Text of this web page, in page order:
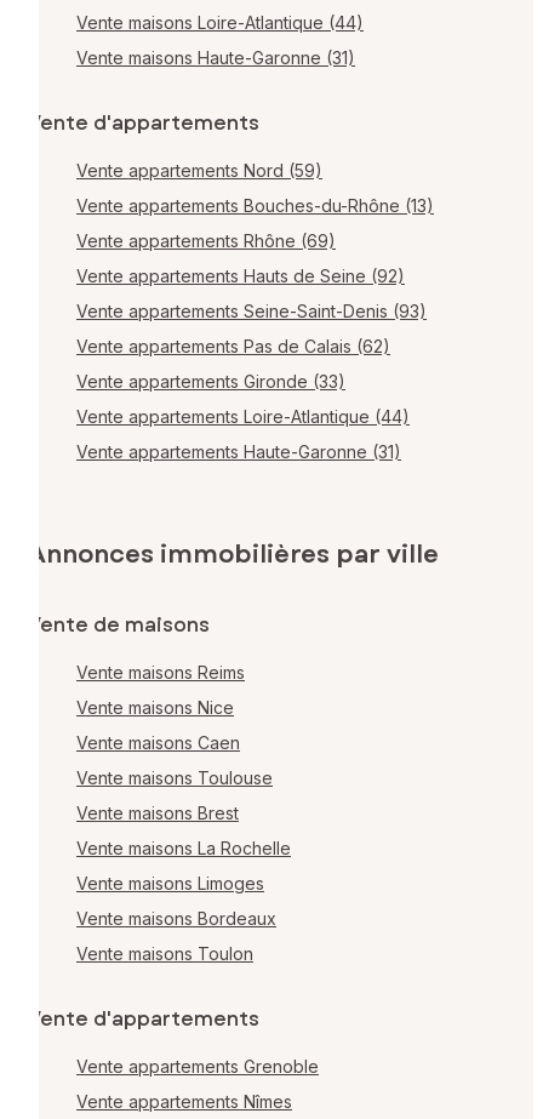
Vente maisons Loire-Atlantique (44)
Vente maisons Haute-Garonne (31)
Vente d'appartements
Vente appartements Nord (59)
Vente appartements Bouches-du-Rhône (13)
Vente appartements Rhône (69)
Vente appartements Hauts de Seine (92)
Vente appartements Seine-Saint-Denis (93)
Vente appartements Pas de Calais (62)
Vente appartements Gironde (33)
Vente appartements Loire-Atlantique (44)
Vente appartements Haute-Garonne (31)
Annonces immobilières par ville
Vente de maisons
Vente maisons Reims
Vente maisons Nice
Vente maisons Caen
Vente maisons Toulouse
Vente maisons Brest
Vente maisons La Rochelle
Vente maisons Limoges
Vente maisons Bordeaux
Vente maisons Toulon
Vente d'appartements
Vente appartements Grenoble
Vente appartements Nîmes